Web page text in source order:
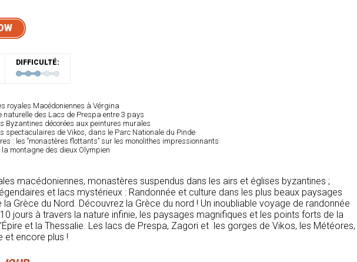
DIFFICULTÉ:
royales Macédoniennes à Vérgina
naturelle des Lacs de Prespa entre 3 pays
Byzantines décorées aux peintures murales
spectaculaires de Vikos, dans le Parc Nationale du Pinde
: les ‘’monastères flottants’’ sur les monolithes impressionnants
la montagne des dieux Olympien
macédoniennes, monastères suspendus dans les airs et églises byzantines ;
et lacs mystérieux : Randonnée et culture dans les plus beaux paysages
la Grèce du Nord. Découvrez la Grèce du nord ! Un inoubliable voyage de randonnée
jours à travers la nature infinie, les paysages magnifiques et les points forts de la
et la Thessalie. Les lacs de Prespa, Zagori et les gorges de Vikos, les Météores,
et encore plus !